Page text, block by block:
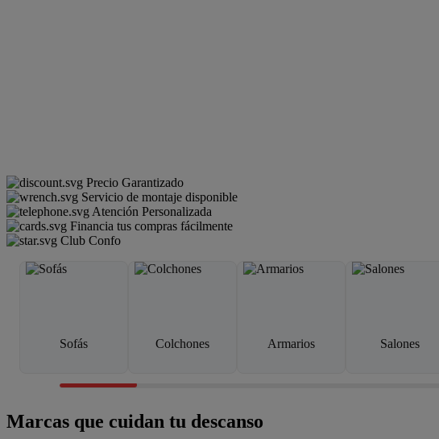
Precio Garantizado
Servicio de montaje disponible
Atención Personalizada
Financia tus compras fácilmente
Club Confo
Sofás Colchones Armarios Salones
Marcas que cuidan tu descanso